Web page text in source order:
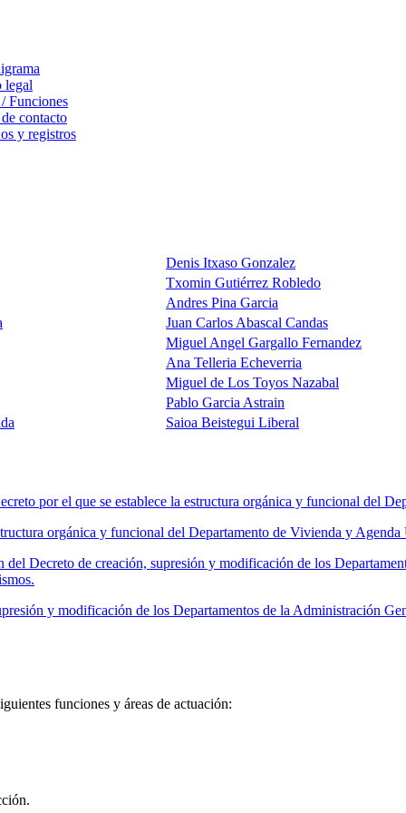
legal
Funciones
contacto
y registros
Denis Itxaso Gonzalez
Txomin Gutiérrez Robledo
Andres Pina Garcia
Juan Carlos Abascal Candas
Miguel Angel Gargallo Fernandez
Ana Telleria Echeverria
Miguel de Los Toyos Nazabal
Pablo Garcia Astrain
Saioa Beistegui Liberal
por el que se establece la estructura orgánica y funcional del
orgánica y funcional del Departamento de Vivienda y Agenda
Decreto de creación, supresión y modificación de los
y modificación de los Departamentos de la Administración
funciones y áreas de actuación: